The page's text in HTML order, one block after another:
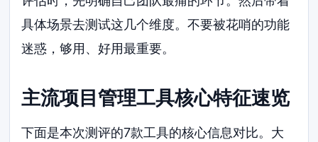
具体场景去测试这几个维度。不要被花哨的功能
迷惑，够用、好用最重要。
主流项目管理工具核心特征速览
下面是本次测评的7款工具的核心信息对比。大